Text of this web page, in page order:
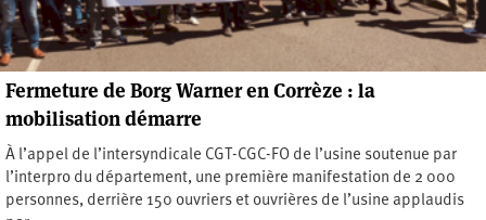
Fermeture de Borg Warner en Corrèze : la
mobilisation démarre
À l’appel de l’intersyndicale CGT-CGC-FO de l’usine soutenue par
l’interpro du département, une première manifestation de 2 000
personnes, derrière 150 ouvriers et ouvrières de l’usine applaudis